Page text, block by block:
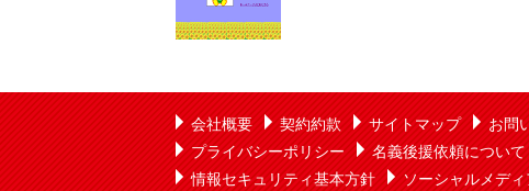
会社概要 契約約款 サイトマップ
お問
プライバシーポリシー
名義後援依頼について
情報セキュリティ基本方針
ソーシャルメデ